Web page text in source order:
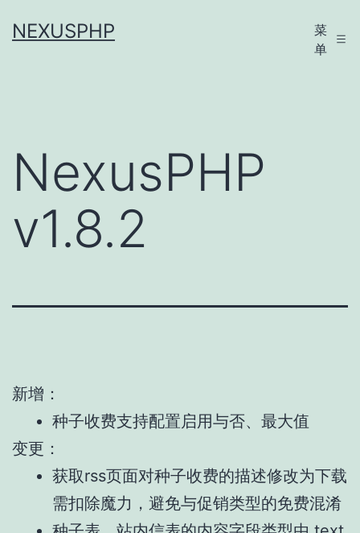
至NEXUSPHP
菜
单
NexusPHP
v1.8.2
新增：
种子收费支持配置启用与否、最大值
变更：
获取rss页面对种子收费的描述修改为下载
需扣除魔力，避免与促销类型的免费混淆